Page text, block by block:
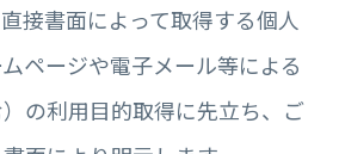
直接書面によって取得する個人
ページや電子メール等による
の利用目的取得に先立ち、ご